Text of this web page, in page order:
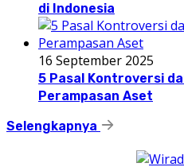
di Indonesia
16 September 2025
5 Pasal Kontroversi
Perampasan Aset
Selengkapnya